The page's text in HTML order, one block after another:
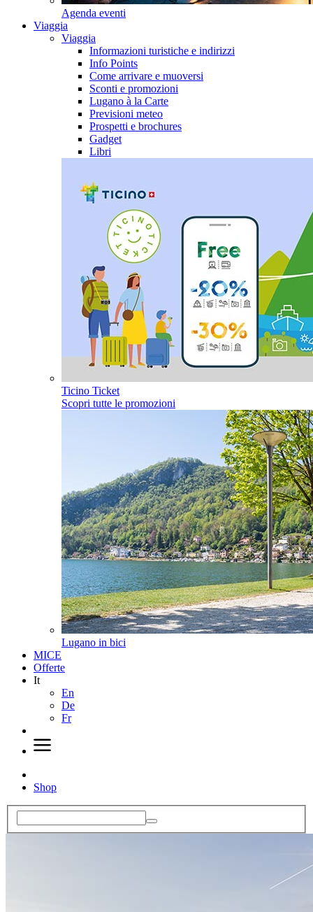
Agenda eventi
Viaggia
Viaggia
Informazioni turistiche e indirizzi
Info Points
Come arrivare e muoversi
Sconti e promozioni
Lugano à la Carte
Previsioni meteo
Prospetti e brochures
Gadget
Libri
Ticino Ticket
Scopri tutte le promozioni
Lugano in bici
MICE
Offerte
It
En
De
Fr
Shop